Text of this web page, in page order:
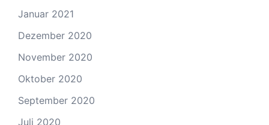
Januar 2021
Dezember 2020
November 2020
Oktober 2020
September 2020
Juli 2020